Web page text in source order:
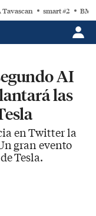
smart #2
AI
las
en Twitter la
gran evento
Tesla.